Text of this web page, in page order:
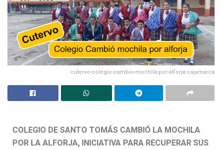
cutervo-colegio-cambio-mochila-por-alforja-cajamarca
COLEGIO DE SANTO TOMÁS CAMBIÓ LA MOCHILA
POR LA ALFORJA, INICIATIVA PARA RECUPERAR SUS